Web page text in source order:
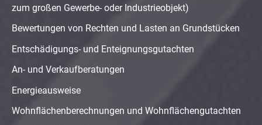
zum großen Gewerbe- oder Industrieobjekt)
Bewertungen von Rechten und Lasten an Grundstücken
Entschädigungs- und Enteignungsgutachten
An- und Verkaufberatungen
Energieausweise
Wohnflächenberechnungen und Wohnflächengutachten